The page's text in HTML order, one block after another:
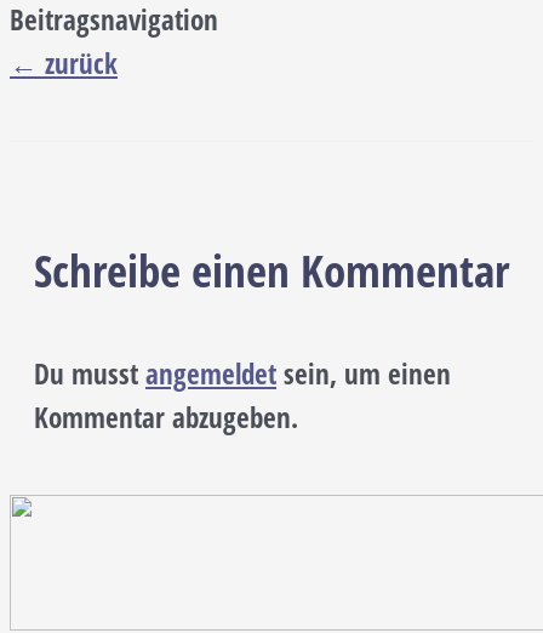
Beitragsnavigation
← zurück
Schreibe einen Kommentar
Du musstangemeldetsein, um einen
Kommentar abzugeben.